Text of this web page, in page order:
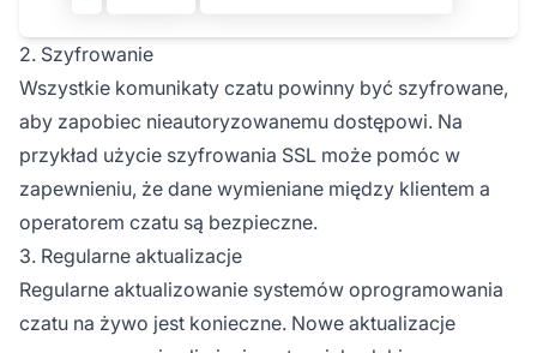
2. Szyfrowanie
Wszystkie komunikaty czatu powinny być szyfrowane,
aby zapobiec nieautoryzowanemu dostępowi. Na
przykład użycie szyfrowania SSL może pomóc w
zapewnieniu, że dane wymieniane między klientem a
operatorem czatu są bezpieczne.
3. Regularne aktualizacje
Regularne aktualizowanie systemów oprogramowania
czatu na żywo jest konieczne. Nowe aktualizacje